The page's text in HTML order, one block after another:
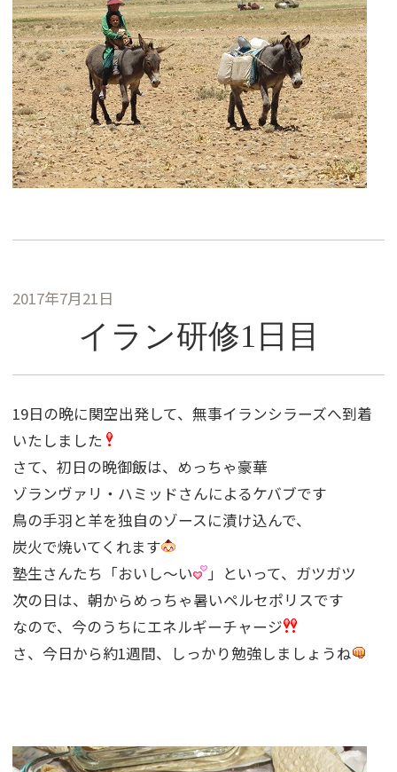
2017年7月21日
イラン研修1日目
19日の晩に関空出発して、無事イランシラーズへ到着
いたしました
さて、初日の晩御飯は、めっちゃ豪華
ゾランヴァリ・ハミッドさんによるケバブです
鳥の手羽と羊を独自のゾースに漬け込んで、
炭火で焼いてくれます
塾生さんたち「おいし〜い
」といって、ガツガツ
次の日は、朝からめっちゃ暑いペルセポリスです
なので、今のうちにエネルギーチャージ
さ、今日から約1週間、しっかり勉強しましょうね